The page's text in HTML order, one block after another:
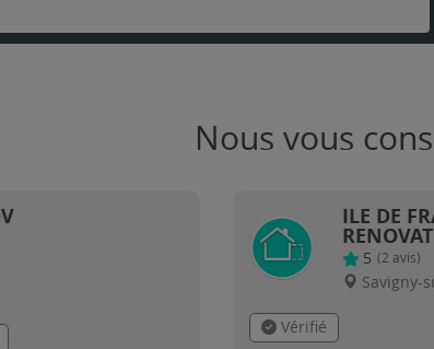
Nous vous
ILE DE
5 (2 avis)
Savigny-
Vérifié